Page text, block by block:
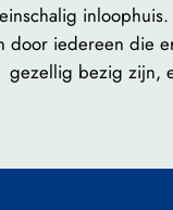
door iedereen die
gezellig bezig zijn,